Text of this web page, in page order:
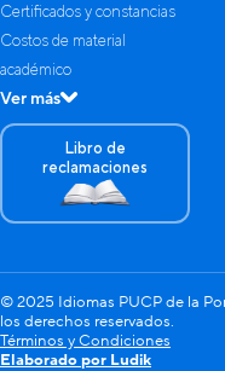
Certificados y constancias
Costos de material
académico
Ver más
Libro de
reclamaciones
© 2025 Idiomas PUCP de la
los derechos reservados.
Términos y Condiciones
Elaborado por Ludik